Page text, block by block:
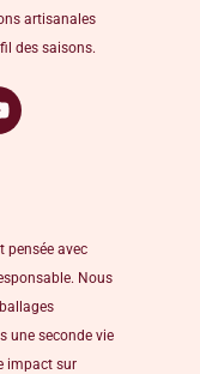
artisanales
des saisons.
pensée avec
Nous
une seconde vie
impact sur